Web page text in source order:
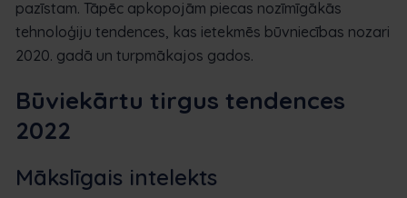
pazīstam. Tāpēc apkopojām piecas nozīmīgākās
tehnoloģiju tendences, kas ietekmēs būvniecības nozari
2020. gadā un turpmākajos gados.
Būviekārtu tirgus tendences
2022
Mākslīgais intelekts